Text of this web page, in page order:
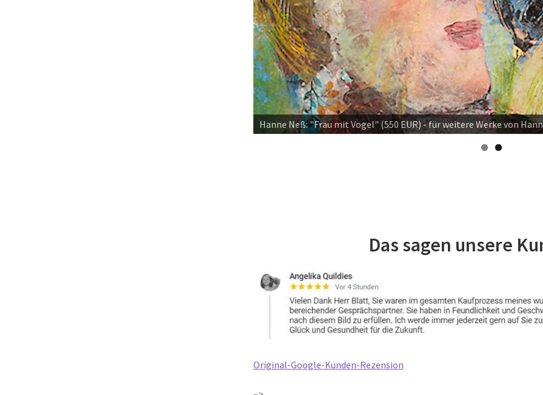
Dirk Groß: "Tiefe Welten" (8.800 EUR) ) - für weitere Werke von Dirk
Das sagen unsere
Original-Google-Kunden-Rezension